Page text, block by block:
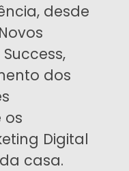
desde
dos
os
Digital
casa.